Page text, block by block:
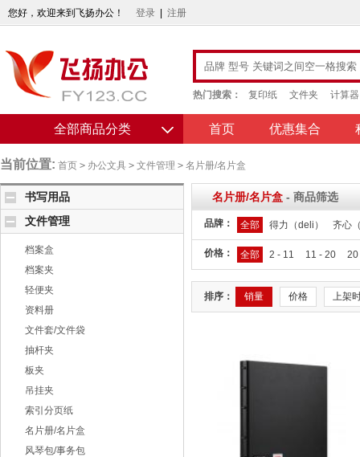
您好，欢迎来到飞扬办公！ 登录 注册
热门搜索： 复印纸 文件夹 计算器
全部商品分类 首页 优惠集合
当前位置: 首页 > 办公文具 > 文件管理 > 名片册/名片盒
书写用品
文件管理
档案盒
档案夹
轻便夹
资料册
文件套/文件袋
抽杆夹
板夹
吊挂夹
索引分页纸
名片册/名片盒
风琴包/事务包
名片册/名片盒 - 商品筛选
品牌： 全部 得力（deli） 齐心
价格： 全部 2 - 11 11 - 20 20
排序： 销量 价格 上架